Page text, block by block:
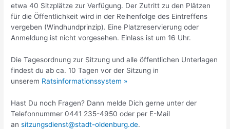
etwa 40 Sitzplätze zur Verfügung. Der Zutritt zu den Plätzen
für die Öffentlichkeit wird in der Reihenfolge des Eintreffens
vergeben (Windhundprinzip). Eine Platzreservierung oder
Anmeldung ist nicht vorgesehen. Einlass ist um 16 Uhr.
Die Tagesordnung zur Sitzung und alle öffentlichen Unterlagen
findest du ab ca. 10 Tagen vor der Sitzung in
unserem Ratsinformationssystem »
Hast Du noch Fragen? Dann melde Dich gerne unter der
Telefonnummer 0441 235-4950 oder per E-Mail
ansitzungsdienst@stadt-oldenburg.de.